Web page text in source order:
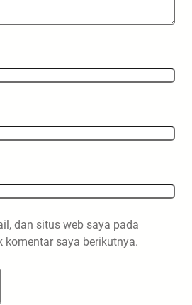
dan situs web saya pada
komentar saya berikutnya.